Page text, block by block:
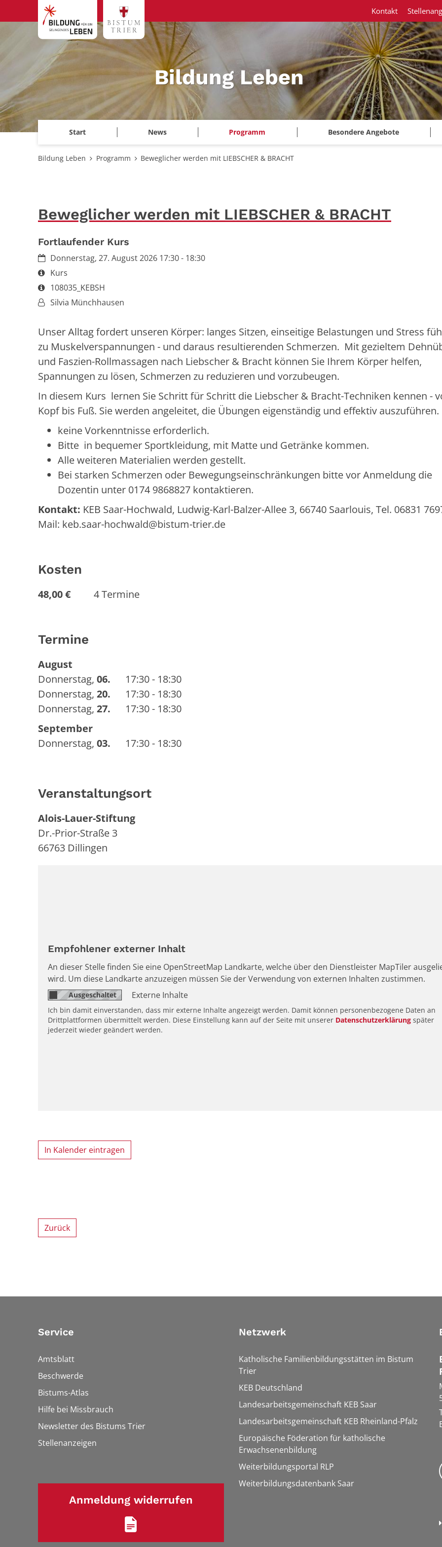
Zum Inhalt springen
Bildung Leben
Start News Programm Besondere Angebote
Kontakt
Bildung Leben Programm Beweglicher werden mit LIEBSCHER & BRACHT
Beweglicher werden mit LIEBSCHER & BRACHT
Fortlaufender Kurs
Datum:Donnerstag, 27. August 2026 17:30 - 18:30
Art bzw. Nummer:
Kurs
Art bzw. Nummer:
108035_KEBSH
Von:Silvia Münchhausen
Unser Alltag fordert unseren Körper: langes Sitzen, einseitige Belastungen und Stress
zu Muskelverspannungen - und daraus resultierenden Schmerzen. Mit gezieltem
und Faszien-Rollmassagen nach Liebscher & Bracht können Sie Ihrem Körper helfen,
Spannungen zu lösen, Schmerzen zu reduzieren und vorzubeugen.
In diesem Kurs lernen Sie Schritt für Schritt die Liebscher & Bracht-Techniken kennen -
Kopf bis Fuß. Sie werden angeleitet, die Übungen eigenständig und effektiv auszuführen.
keine Vorkenntnisse erforderlich.
Bitte in bequemer Sportkleidung, mit Matte und Getränke kommen.
Alle weiteren Materialien werden gestellt.
Bei starken Schmerzen oder Bewegungseinschränkungen bitte vor Anmeldung die
Dozentin unter 0174 9868827 kontaktieren.
Kontakt: KEB Saar-Hochwald, Ludwig-Karl-Balzer-Allee 3, 66740 Saarlouis, Tel. 06831
Mail: keb.saar-hochwald@bistum-trier.de
Kosten
48,00 € 4 Termine
Termine
August
Donnerstag, 06.
17:30 - 18:30
Donnerstag, 20.
17:30 - 18:30
Donnerstag, 27.
17:30 - 18:30
September
Donnerstag, 03. 17:30 - 18:30
Veranstaltungsort
Alois-Lauer-Stiftung
Dr.-Prior-Straße 3
66763 Dillingen
Empfohlener externer Inhalt
An dieser Stelle finden Sie eine OpenStreetMap Landkarte, welche über den Dienstleister MapTiler
wird. Um diese Landkarte anzuzeigen müssen Sie der Verwendung von externen Inhalten zustimmen.
Externe Inhalte
Ich bin damit einverstanden, dass mir externe Inhalte angezeigt werden. Damit können personenbezogene Daten an
Drittplattformen übermittelt werden. Diese Einstellung kann auf der Seite mit unserer Datenschutzerklärung später
jederzeit wieder geändert werden.
In Kalender eintragen
Zurück
Service
Amtsblatt
Beschwerde
Bistums-Atlas
Hilfe bei Missbrauch
Newsletter des Bistums Trier
Stellenanzeigen
Anmeldung widerrufen
Netzwerk
Katholische Familienbildungsstätten im Bistum
Trier
KEB Deutschland
Landesarbeitsgemeinschaft KEB Saar
Landesarbeitsgemeinschaft KEB Rheinland-Pfalz
Europäische Föderation für katholische
Erwachsenenbildung
Weiterbildungsportal RLP
Weiterbildungsdatenbank Saar